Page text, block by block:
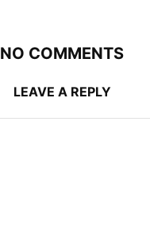
NO COMMENTS
LEAVE A REPLY